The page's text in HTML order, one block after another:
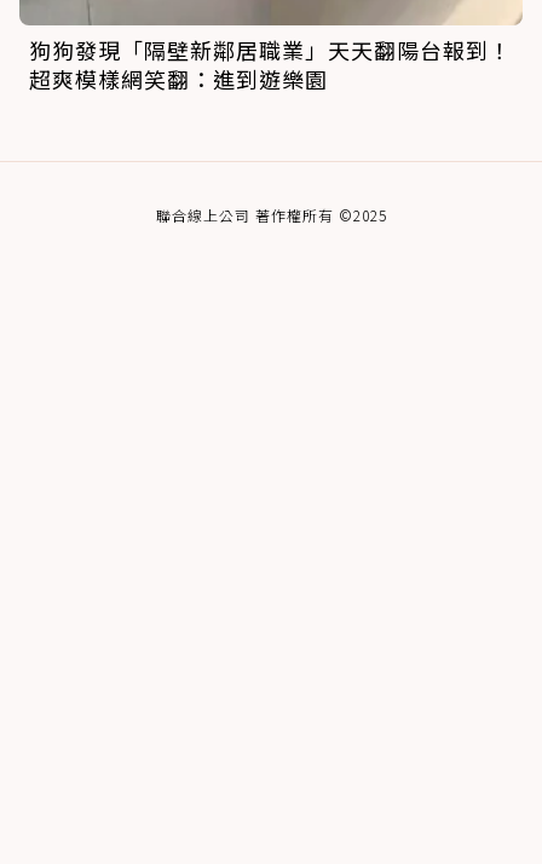
狗狗發現「隔壁新鄰居職業」天天翻陽台報到！
超爽模樣網笑翻：進到遊樂園
聯合線上公司 著作權所有 ©2025